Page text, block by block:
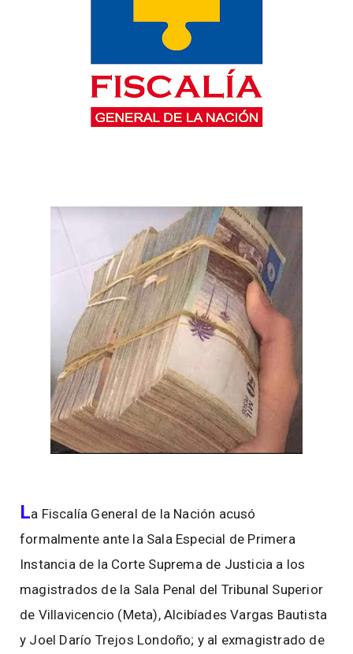
La Fiscalía General de la Nación acusó
formalmente ante la Sala Especial de Primera
Instancia de la Corte Suprema de Justicia a los
magistrados de la Sala Penal del Tribunal Superior
de Villavicencio (Meta), Alcibíades Vargas Bautista
y Joel Darío Trejos Londoño; y al exmagistrado de